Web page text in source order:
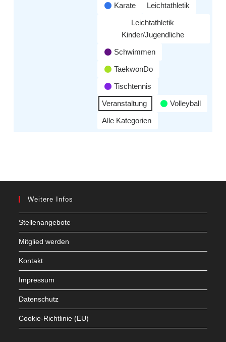
Karate
Leichtathletik
Leichtathletik
Kinder/Jugendliche
Schwimmen
TaekwonDo
Tischtennis
Veranstaltung
Volleyball
Alle Kategorien
Weitere Infos
Stellenangebote
Mitglied werden
Kontakt
Impressum
Datenschutz
Cookie-Richtlinie (EU)